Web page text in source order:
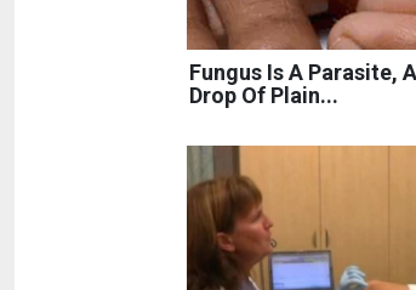
Fungus Is A Parasite,
Drop Of Plain...